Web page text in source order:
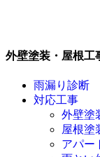
外壁塗装・屋根工
雨漏り診断
対応工事
外壁塗
屋根塗
アパー